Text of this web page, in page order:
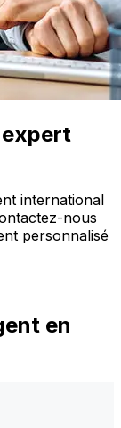
international
nous
personnalisé
en